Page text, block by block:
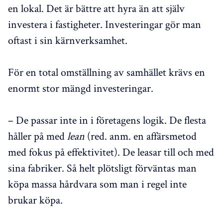
en lokal. Det är bättre att hyra än att själv
investera i fastigheter. Investeringar gör man
oftast i sin kärnverksamhet.
För en total omställning av samhället krävs en
enormt stor mängd investeringar.
– De passar inte in i företagens logik. De flesta
håller på medlean (red. anm. en affärsmetod
med fokus på effektivitet). De leasar till och med
sina fabriker. Så helt plötsligt förväntas man
köpa massa hårdvara som man i regel inte
brukar köpa.